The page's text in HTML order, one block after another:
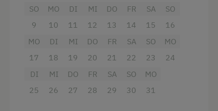
Wellness
Nachhaltiger Urlaub
Urlaub ohne Auto
Besondere Unterkünfte
Seminarbauernhöfe
Urlaub mit Hund
Safe
Toaster
Wasserkocher
Kochnische
Kühlschrank
Haupthaus
SO
9
MO
10
DI
11
MI
12
DO
13
FR
14
SA
15
SO
16
MO
17
DI
18
MI
19
DO
20
FR
21
SA
22
SO
23
MO
24
DI
25
MI
26
DO
27
FR
28
SA
29
SO
30
MO
31